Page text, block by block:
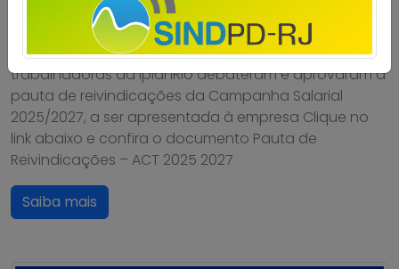
Em assembleia realizada pela diretoria do Sindpd-RJ
no dia 28 de março, os trabalhadores e
trabalhadoras da IplanRio debateram e aprovaram a
pauta de reivindicações da Campanha Salarial
2025/2027, a ser apresentada à empresa Clique no
link abaixo e confira o documento Pauta de
Reivindicações – ACT 2025 2027
Saiba mais